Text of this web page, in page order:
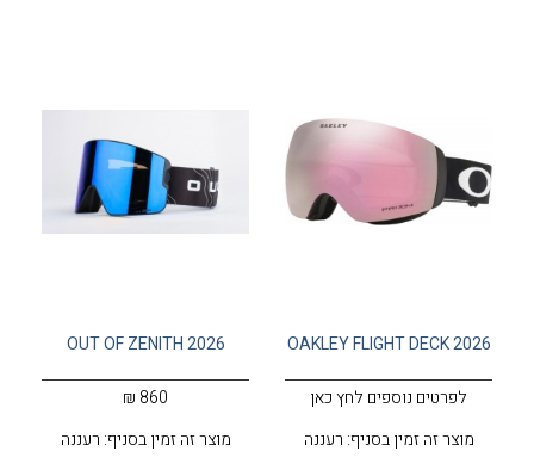
OAKLEY FLIGHT DECK 2026
לפרטים נוספים לחץ כאן
מוצר זה זמין בסניף: רעננה
OUT OF ZENITH 2026
860 ₪
מוצר זה זמין בסניף: רעננה